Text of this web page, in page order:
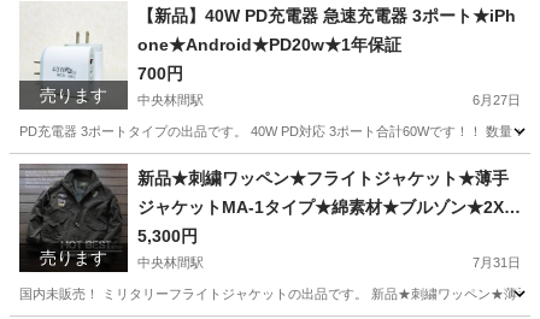
売ります
【新品】40W PD充電器 急速充電器 3ポート★iPh
one★Android★PD20w★1年保証
700円
中央林間駅 6月27日
PD充電器 3ポートタイプの出品です。 40W PD対応 3ポート合計60Wです！！ 数量
神奈川 相模原市 中央林間駅 その他 ケーブル
売ります
新品★刺繍ワッペン★フライトジャケット★薄手
ジャケットMA-1タイプ★綿素材★ブルゾン★2XL
★深緑
5,300円
中央林間駅 7月31日
国内未販売！ ミリタリーフライトジャケットの出品です。 新品★刺繍ワッペン★薄